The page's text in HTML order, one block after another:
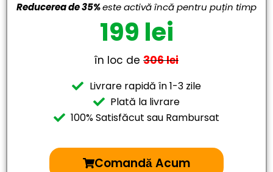
Reducerea de 35%este activă încă pentru puțin timp
199 lei
în loc de 306 lei
Livrare rapidă în 1-3 zile
Plată la livrare
100% Satisfăcut sau Rambursat
Comandă Acum